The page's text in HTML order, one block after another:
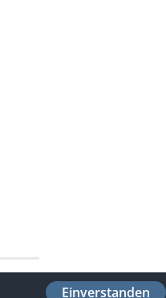
Einverstanden